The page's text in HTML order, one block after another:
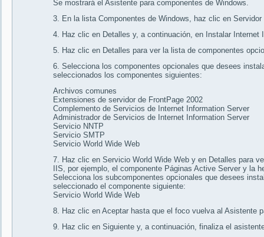
Se mostrará el Asistente para componentes de Windows.
3. En la lista Componentes de Windows, haz clic en
4. Haz clic en Detalles y, a continuación, en Instalar Internet
5. Haz clic en Detalles para ver la lista de componentes
6. Selecciona los componentes opcionales que desees
seleccionados los componentes siguientes:
Archivos comunes
Extensiones de servidor de FrontPage 2002
Complemento de Servicios de Internet Information Server
Administrador de Servicios de Internet Information Server
Servicio NNTP
Servicio SMTP
Servicio World Wide Web
7. Haz clic en Servicio World Wide Web y en Detalles para
IIS, por ejemplo, el componente Páginas Active Server y la
Selecciona los subcomponentes opcionales que desees
seleccionado el componente siguiente:
Servicio World Wide Web
8. Haz clic en Aceptar hasta que el foco vuelva al Asistente
9. Haz clic en Siguiente y, a continuación, finaliza el